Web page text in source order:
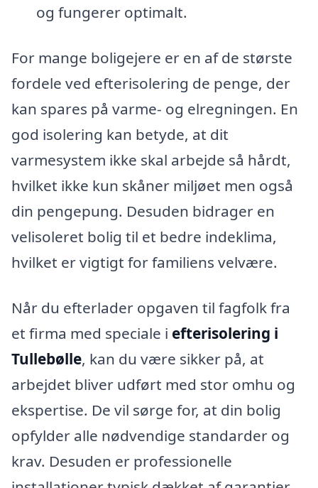
og fungerer optimalt.
For mange boligejere er en af de største
fordele ved efterisolering de penge, der
kan spares på varme- og elregningen. En
god isolering kan betyde, at dit
varmesystem ikke skal arbejde så hårdt,
hvilket ikke kun skåner miljøet men også
din pengepung. Desuden bidrager en
velisoleret bolig til et bedre indeklima,
hvilket er vigtigt for familiens velvære.
Når du efterlader opgaven til fagfolk fra
et firma med speciale i efterisolering i
Tullebølle, kan du være sikker på, at
arbejdet bliver udført med stor omhu og
ekspertise. De vil sørge for, at din bolig
opfylder alle nødvendige standarder og
krav. Desuden er professionelle